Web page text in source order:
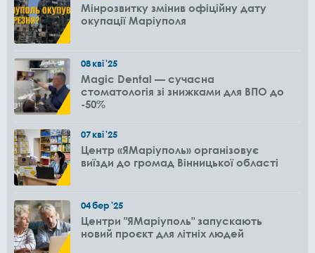
Мінрозвитку змінив офіційну дату
окупації Маріуполя
08кві'25
Magic Dental — сучасна
стоматологія зі знижками для ВПО до
-50%
07кві'25
Центр «ЯМаріуполь» організовує
виїзди до громад Вінницької області
04бер'25
Центри "ЯМаріуполь" запускають
новий проєкт для літніх людей